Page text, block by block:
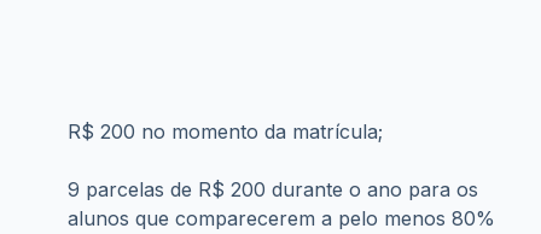
R$ 200 no momento da matrícula;
9 parcelas de R$ 200 durante o ano para os
alunos que comparecerem a pelo menos 80%